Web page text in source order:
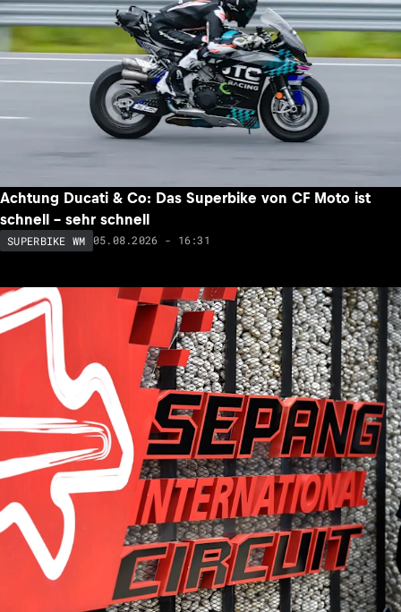
Achtung Ducati & Co: Das Superbike von CF Moto ist
schnell – sehr schnell
SUPERBIKE WM 05.08.2026 - 16:31